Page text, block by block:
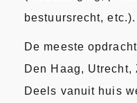
bestuursrecht,
De meeste
Den Haag,
Deels vanuit huis